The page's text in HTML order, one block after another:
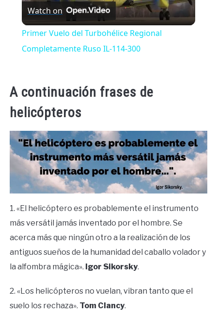
Video
Watch on
Primer Vuelo del Turbohélice Regional
Completamente Ruso IL-114-300
A continuación frases de
helicópteros
1. «El helicóptero es probablemente el instrumento
más versátil jamás inventado por el hombre. Se
acerca más que ningún otro a la realización de los
antiguos sueños de la humanidad del caballo volador y
la alfombra mágica». Igor Sikorsky.
2. «Los helicópteros no vuelan, vibran tanto que el
suelo los rechaza». Tom Clancy.